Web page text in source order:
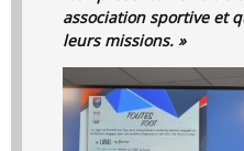
association sportive et
leurs missions. »